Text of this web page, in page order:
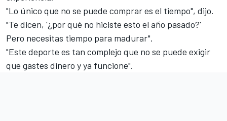
"Lo único que no se puede comprar es el tiempo", dijo.
"Te dicen, '¿por qué no hiciste esto el año pasado?'
Pero necesitas tiempo para madurar".
"Este deporte es tan complejo que no se puede exigir
que gastes dinero y ya funcione".